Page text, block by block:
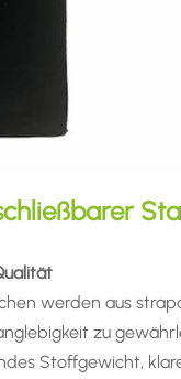
werden aus
zu
Stoffgewicht,